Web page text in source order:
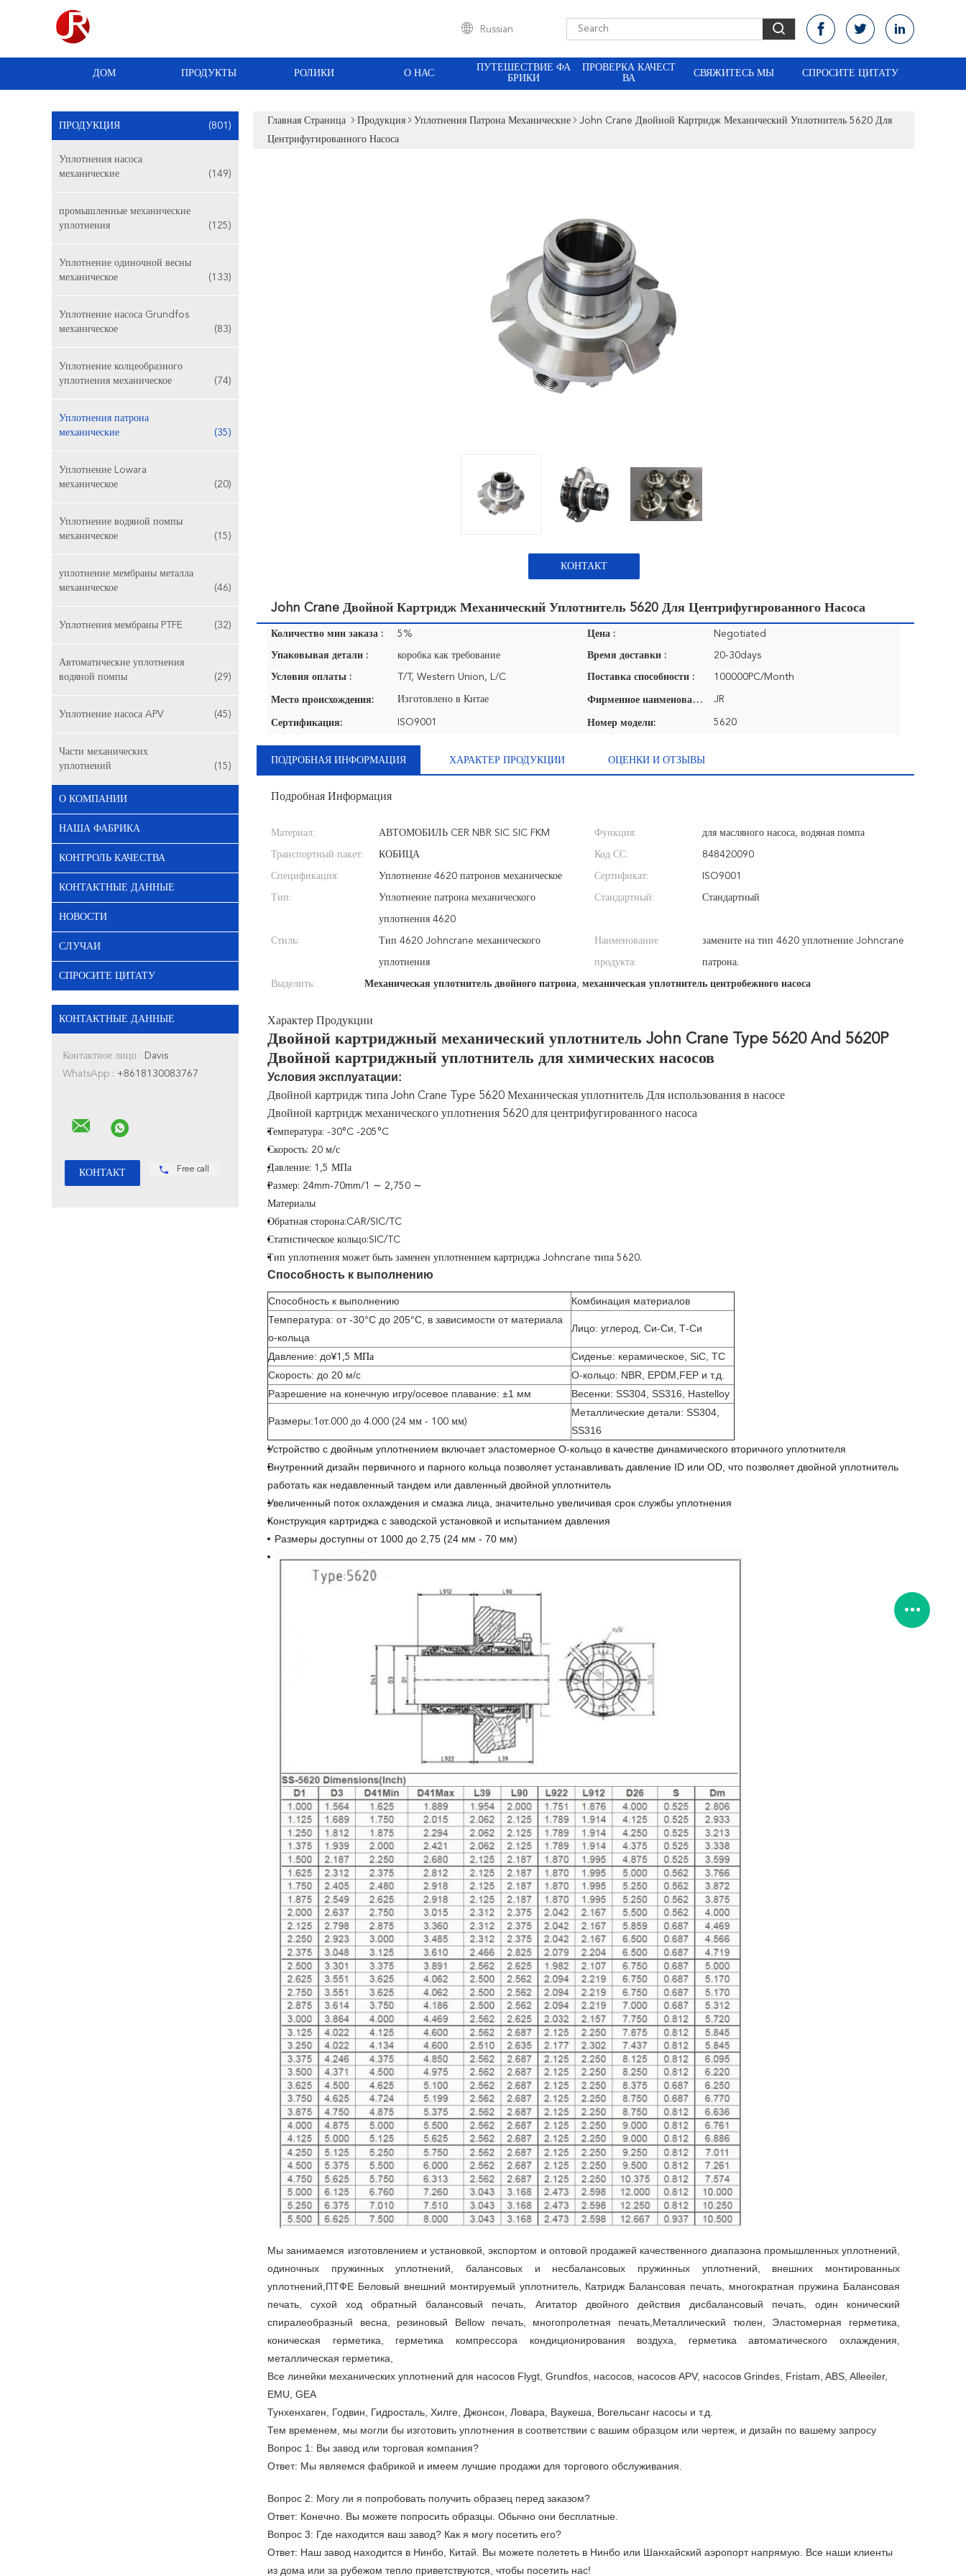
Russian
ДОМ ПРОДУКТЫ РОЛИКИ О НАС
ПУТЕШЕСТВИЕ ФА
БРИКИ
ПРОВЕРКА КАЧЕСТ
ВА
СВЯЖИТЕСЬ МЫ СПРОСИТЕ ЦИТАТУ
ПРОДУКЦИЯ (801)
Уплотнения насоса
механические
(149)
промышленные механические
уплотнения
(125)
Уплотнение одиночной весны
механическое
(133)
Уплотнение насоса Grundfos
механическое
(83)
Уплотнение колцеобразного
уплотнения механическое
(74)
Уплотнения патрона
механические
(35)
Уплотнение Lowara
механическое
(20)
Уплотнение водяной помпы
механическое
(15)
уплотнение мембраны металла
механическое
(46)
Уплотнения мембраны PTFE (32)
Автоматические уплотнения
водяной помпы
(29)
Уплотнение насоса APV (45)
Части механических
уплотнений
(15)
О КОМПАНИИ
НАША ФАБРИКА
КОНТРОЛЬ КАЧЕСТВА
КОНТАКТНЫЕ ДАННЫЕ
НОВОСТИ
СЛУЧАИ
СПРОСИТЕ ЦИТАТУ
КОНТАКТНЫЕ ДАННЫЕ
Контактное лицо : Davis
WhatsApp : +8618130083767
Free call
Главная Страница Продукция Уплотнения Патрона Механические
John Crane Двойной Картридж Механический Уплотнитель 5620 Для
Центрифугированного Насоса
КОНТАКТ
John Crane Двойной Картридж Механический Уплотнитель 5620 Для Центрифугированного Насоса
Количество мин заказа : 5% Цена : Negotiated
Упаковывая детали : коробка как требование Время доставки : 20-30days
Условия оплаты : T/T, Western Union, L/C Поставка способности : 100000PC/Month
Место происхождения: Изготовлено в Китае Фирменное наименование: JR
Сертификация: ISO9001 Номер модели: 5620
ПОДРОБНАЯ ИНФОРМАЦИЯ ХАРАКТЕР ПРОДУКЦИИ ОЦЕНКИ И ОТЗЫВЫ
Подробная Информация
Материал: АВТОМОБИЛЬ CER NBR SIC SIC FKM Функция: для масляного насоса, водяная помпа
Транспортный пакет: КОБИЦА Код СС: 848420090
Спецификация: Уплотнение 4620 патронов механическое Сертификат: ISO9001
Тип: Уплотнение патрона механического
уплотнения 4620
Стандартный: Стандартный
Стиль: Тип 4620 Johncrane механического
уплотнения
Наименование
продукта:
замените на тип 4620 уплотнение Johncrane
патрона.
Выделить: Механическая уплотнитель двойного патрона, механическая уплотнитель центробежного насоса
Характер Продукции
Двойной картриджный механический уплотнитель John Crane Type 5620 And 5620P
Двойной картриджный уплотнитель для химических насосов
Условия эксплуатации:
Двойной картридж типа John Crane Type 5620 Механическая уплотнитель Для использования в насосе
Двойной картридж механического уплотнения 5620 для центрифугированного насоса
Температура: -30°C -205°C
Скорость: 20 м/с
Давление: 1,5 МПа
Размер: 24mm-70mm/1 ∼ 2,750 ∼
Материалы
Обратная сторона:CAR/SIC/TC
Статистическое кольцо:SIC/TC
Тип уплотнения может быть заменен уплотнением картриджа Johncrane типа 5620.
Способность к выполнению
Способность к выполнению
Комбинация материалов
Температура: от -30°C до 205°C, в зависимости от материала
о-кольца
Лицо: углерод, Си-Си, Т-Си
Давление: до¥1,5 МПа
Сиденье: керамическое, SiC, TC
Скорость: до 20 м/с
О-кольцо: NBR, EPDM,FEP и т.д.
Разрешение на конечную игру/осевое плавание: ±1 мм
Весенки: SS304, SS316, Hastelloy
Размеры:1от.000 до 4.000 (24 мм - 100 мм)
Металлические детали: SS304,
SS316
Устройство с двойным уплотнением включает эластомерное O-кольцо в качестве динамического вторичного уплотнителя
Внутренний дизайн первичного и парного кольца позволяет устанавливать давление ID или OD, что позволяет двойной уплотнитель
работать как недавленный тандем или давленный двойной уплотнитель
Увеличенный поток охлаждения и смазка лица, значительно увеличивая срок службы уплотнения
Конструкция картриджа с заводской установкой и испытанием давления
Размеры доступны от 1000 до 2,75 (24 мм - 70 мм)
Мы занимаемся изготовлением и установкой, экспортом и оптовой продажей качественного диапазона промышленных уплотнений,
одиночных пружинных уплотнений, балансовых и несбалансовых пружинных уплотнений, внешних монтированных
уплотнений,ПТФЕ Беловый внешний монтируемый уплотнитель, Катридж Балансовая печать, многократная пружина Балансовая
печать, сухой ход обратный балансовый печать, Агитатор двойного действия дисбалансовый печать, один конический
спиралеобразный весна, резиновый Bellow печать, многопролетная печать,Металлический тюлен, Эластомерная герметика,
коническая герметика, герметика компрессора кондиционирования воздуха, герметика автоматического охлаждения,
металлическая герметика,
Все линейки механических уплотнений для насосов Flygt, Grundfos, насосов, насосов APV, насосов Grindes, Fristam, ABS, Alleeiler,
EMU, GEA
Тунхенхаген, Годвин, Гидросталь, Хилге, Джонсон, Ловара, Ваукеша, Вогельсанг насосы и т.д.
Тем временем, мы могли бы изготовить уплотнения в соответствии с вашим образцом или чертеж, и дизайн по вашему запросу
Вопрос 1: Вы завод или торговая компания?
Ответ: Мы являемся фабрикой и имеем лучшие продажи для торгового обслуживания.
Вопрос 2: Могу ли я попробовать получить образец перед заказом?
Ответ: Конечно. Вы можете попросить образцы. Обычно они бесплатные.
Вопрос 3: Где находится ваш завод? Как я могу посетить его?
Ответ: Наш завод находится в Нинбо, Китай. Вы можете полететь в Нинбо или Шанхайский аэропорт напрямую. Все наши клиенты
из дома или за рубежом тепло приветствуются, чтобы посетить нас!